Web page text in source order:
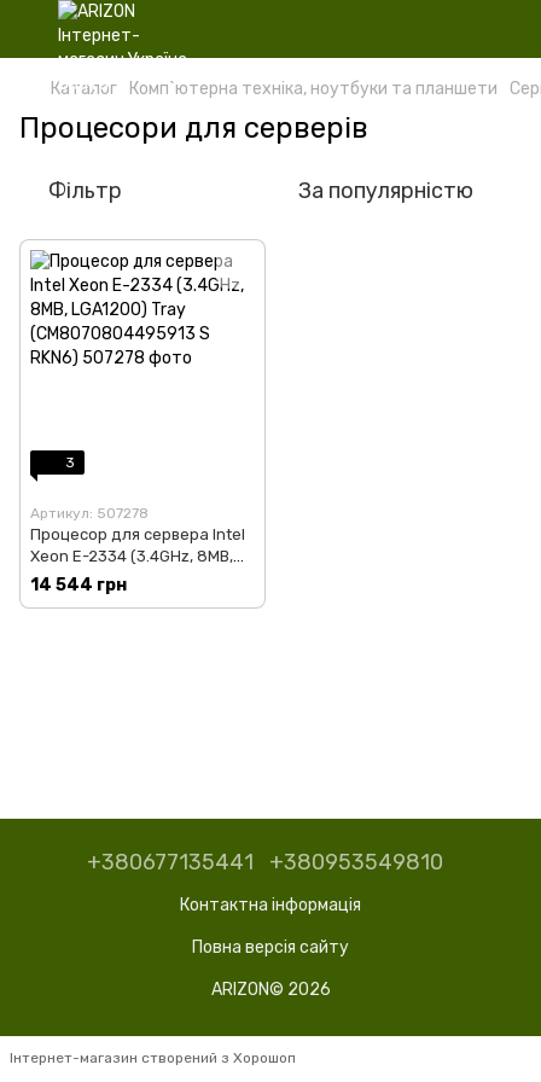
Каталог Комп`ютерна техніка, ноутбуки та планшети
Процесори для серверів
Фільтр За популярністю
3
Артикул: 507278
Процесор для сервера Intel
Xeon E-2334 (3.4GHz, 8MB,
LGA1200) Tray
(CM8070804495913 S RKN6)
14 544 грн
+380677135441 +380953549810
Контактна інформація
Повна версія сайту
ARIZON© 2026
Інтернет-магазин створений з Хорошоп